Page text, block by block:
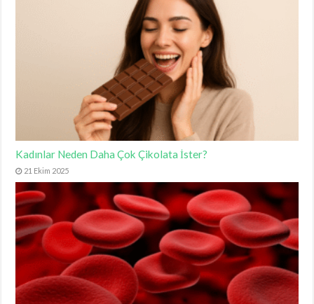
Kadınlar Neden Daha Çok Çikolata İster?
21 Ekim 2025